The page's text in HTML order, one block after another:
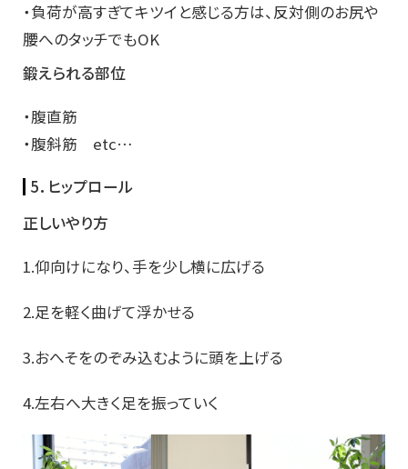
・負荷が高すぎてキツイと感じる方は、反対側のお尻や
腰へのタッチでもOK
鍛えられる部位
・腹直筋
・腹斜筋 etc…
5．ヒップロール
正しいやり方
1.仰向けになり、手を少し横に広げる
2.足を軽く曲げて浮かせる
3.おへそをのぞみ込むように頭を上げる
4.左右へ大きく足を振っていく